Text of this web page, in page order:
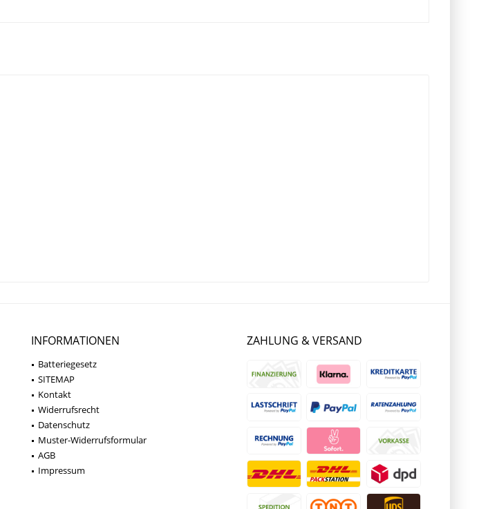
INFORMATIONEN
Batteriegesetz
SITEMAP
Kontakt
Widerrufsrecht
Datenschutz
Muster-Widerrufsformular
AGB
Impressum
ZAHLUNG & VERSAND